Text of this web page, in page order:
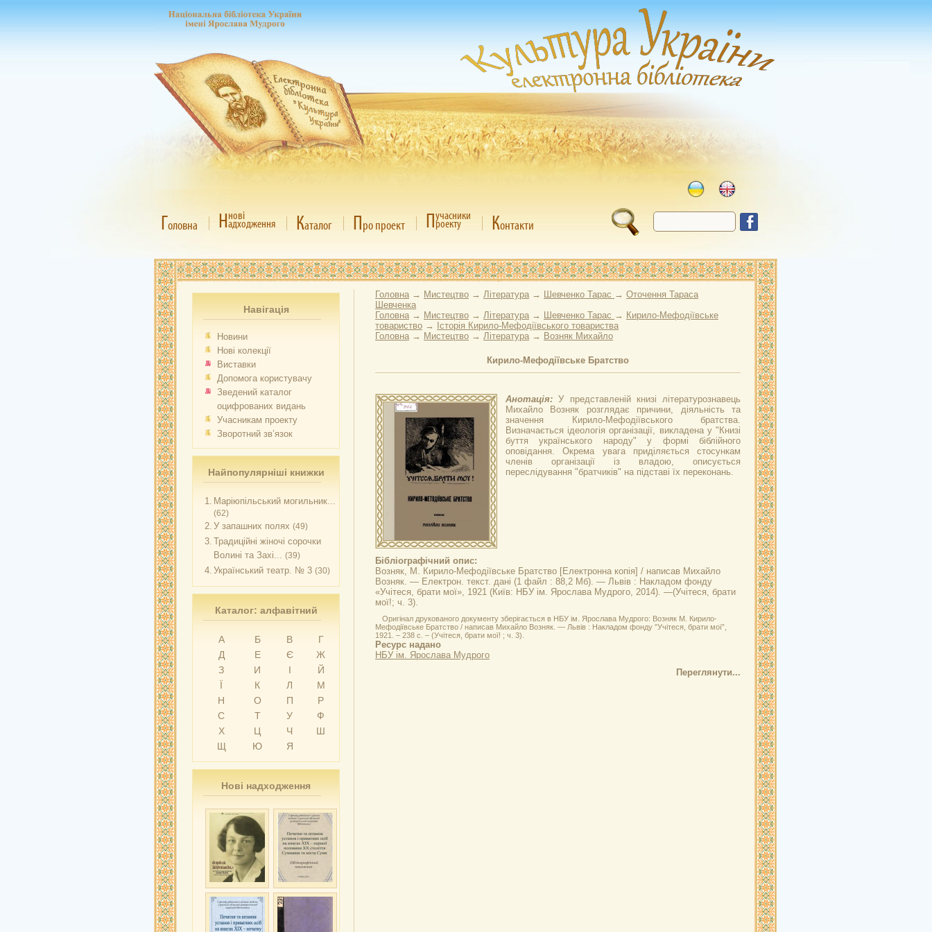
Головна Ннові
адходження Каталог Про проект Пучасники
роекту Контакти
Навігація
Новини
Нові колекції
Виставки
Допомога користувачу
Зведений каталог
оцифрованих видань
Учасникам проекту
Зворотний зв’язок
Найпопулярніші книжки
1. Маріюпільський могильник...
(62)
2. У запашних полях (49)
3. Традиційні жіночі сорочки
Волині та Захі... (39)
4. Український театр. № 3 (30)
Каталог: алфавітний
А Б В
Г
Д
Е Є
Ж
З
И І
Й
Ї
К Л
М
Н
О П
Р
С
Т У
Ф
Х
Ц Ч
Ш
Щ
Ю Я
Нові надходження
Головна → Мистецтво → Література → Шевченко Тарас → Оточення Тараса
Шевченка
Головна → Мистецтво → Література → Шевченко Тарас → Кирило-Мефодіївське
товариство →
Історія Кирило-Мефодіївського товариства
Головна → Мистецтво → Література → Возняк Михайло
Кирило-Мефодіївське Братство
Анотація:У представленій книзі літературознавець
Михайло Возняк розглядає причини, діяльність та
значення Кирило-Мефодіївського братства.
Визначається ідеологія організації, викладена у "Книзі
буття українського народу" у формі біблійного
оповідання. Окрема увага приділяється стосункам
членів організації із владою, описується
переслідування "братчиків" на підставі їх переконань.
Бібліографічний опис:
Возняк, М. Кирило-Мефодіївське Братство [Електронна копія] / написав Михайло
Возняк. — Електрон. текст. дані (1 файл : 88,2 Мб). — Львів : Накладом фонду
«Учітеся, брати мої», 1921 (Київ: НБУ ім. Ярослава Мудрого, 2014). —(Учітеся, брати
мої!; ч. 3).
Оригінал друкованого документу зберігається в НБУ ім. Ярослава Мудрого: Возняк М. Кирило-
Мефодіївське Братство / написав Михайло Возняк. — Львів : Накладом фонду ”Учітеся, брати мої”,
1921. – 238 с. – (Учітеся, брати мої! ; ч. 3).
Ресурс надано
НБУ ім. Ярослава Мудрого
Переглянути...